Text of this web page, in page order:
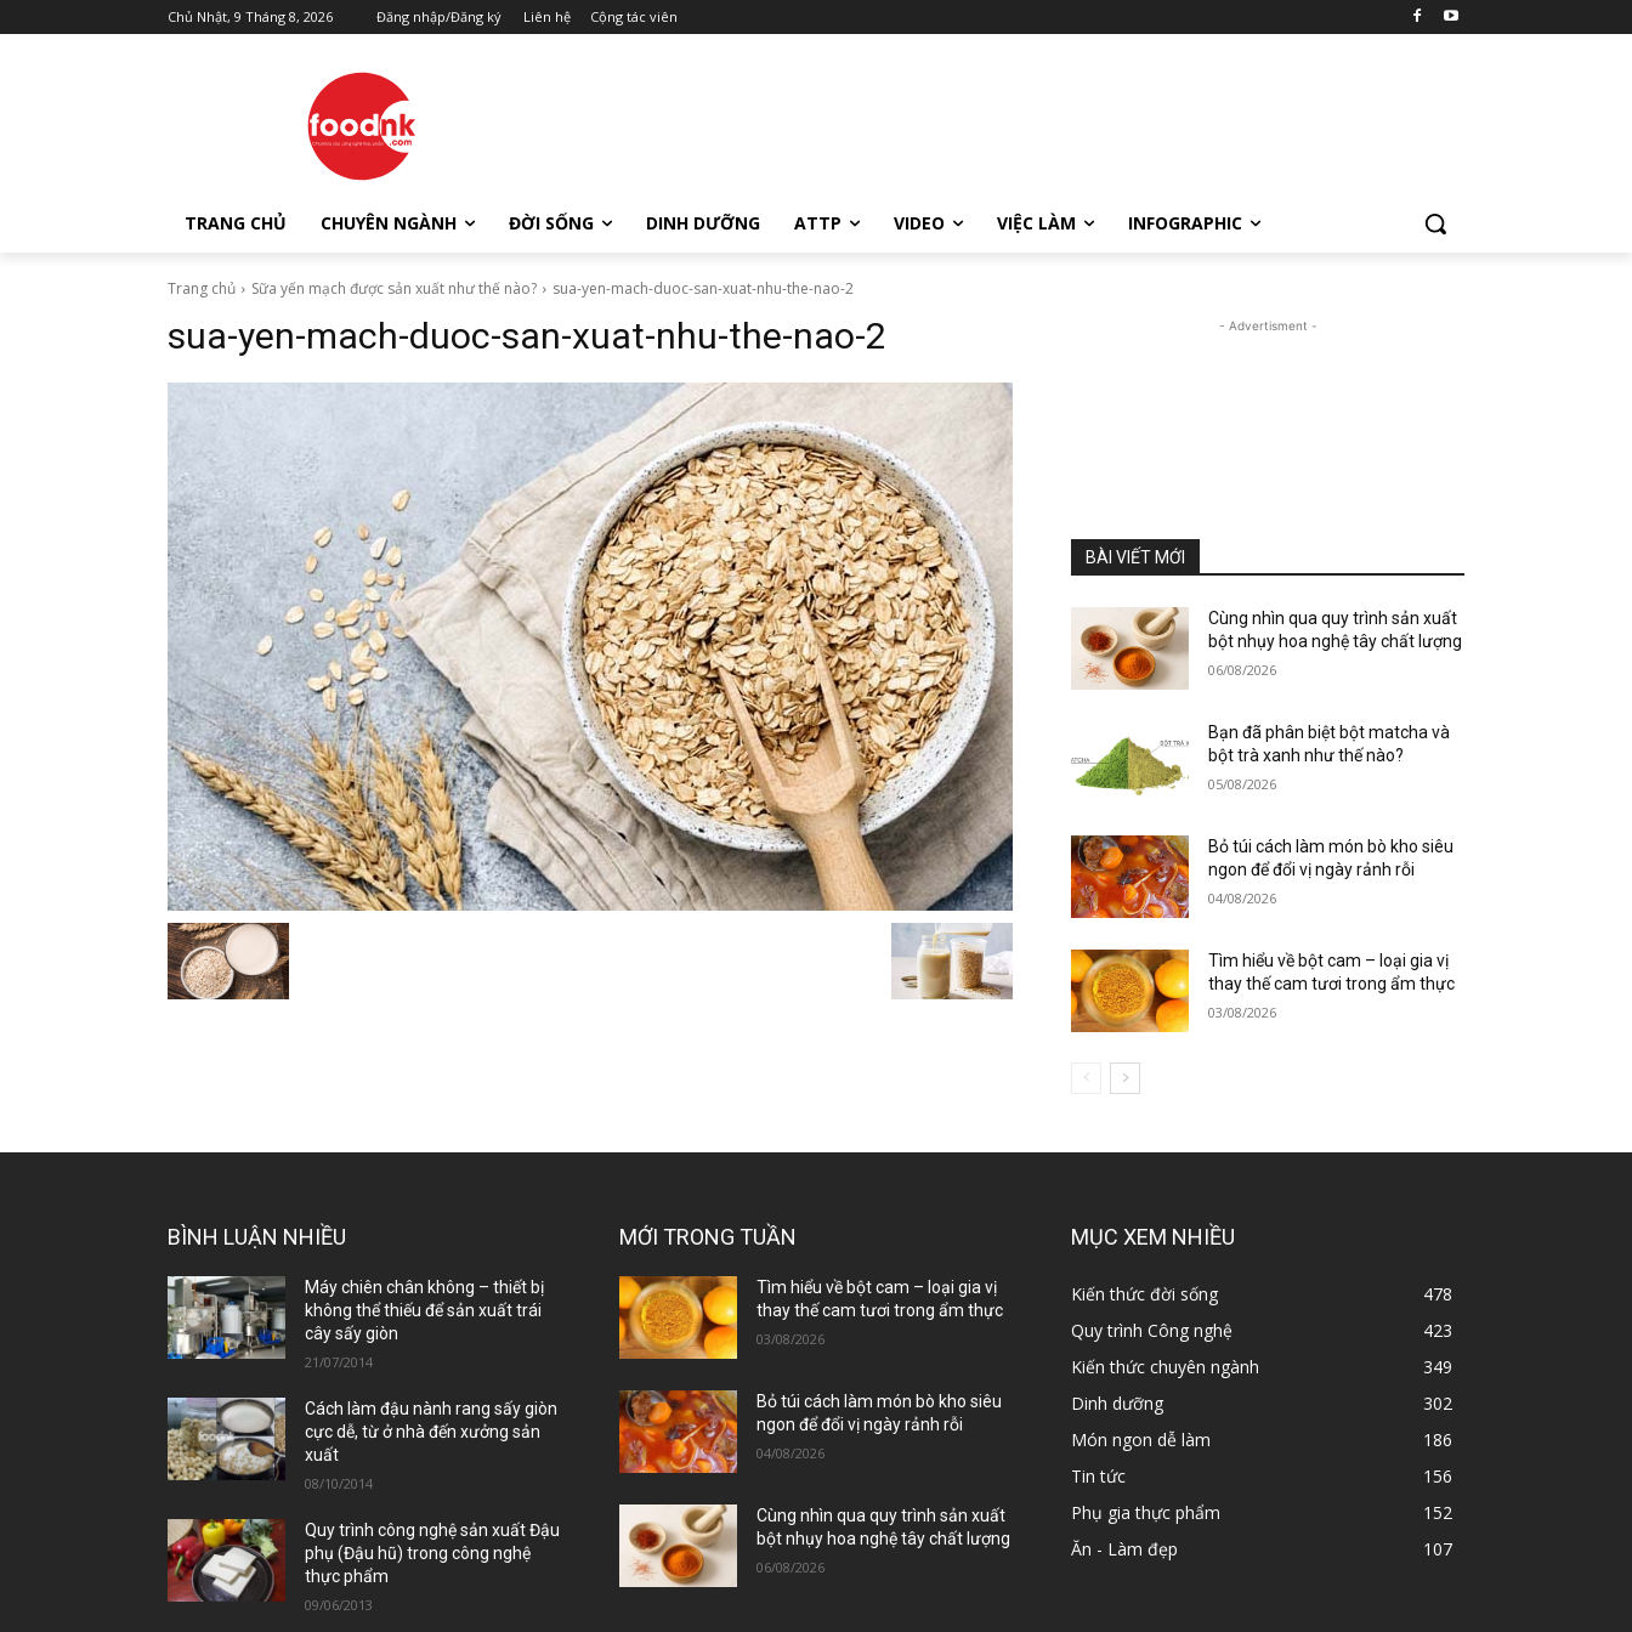
Chủ Nhật, 9 Tháng 8, 2026 Đăng nhập/Đăng ký Liên hệ Cộng tác viên
TRANG CHỦ CHUYÊN NGÀNH ĐỜI SỐNG DINH DƯỠNG ATTP VIDEO VIỆC LÀM INFOGRAPHIC
Trang chủ Sữa yến mạch được sản xuất như thế nào? sua-yen-mach-duoc-san-xuat-nhu-the-nao-2
sua-yen-mach-duoc-san-xuat-nhu-the-nao-2 - Advertisment -
BÀI VIẾT MỚI
Cùng nhìn qua quy trình sản xuất
bột nhụy hoa nghệ tây chất lượng
06/08/2026
Bạn đã phân biệt bột matcha và
bột trà xanh như thế nào?
05/08/2026
Bỏ túi cách làm món bò kho siêu
ngon để đổi vị ngày rảnh rỗi
04/08/2026
Tìm hiểu về bột cam – loại gia vị
thay thế cam tươi trong ẩm thực
03/08/2026
BÌNH LUẬN NHIỀU
Máy chiên chân không – thiết bị
không thể thiếu để sản xuất trái
cây sấy giòn
21/07/2014
Cách làm đậu nành rang sấy giòn
cực dễ, từ ở nhà đến xưởng sản
xuất
08/10/2014
Quy trình công nghệ sản xuất Đậu
phụ (Đậu hũ) trong công nghệ
thực phẩm
09/06/2013
MỚI TRONG TUẦN
Tìm hiểu về bột cam – loại gia vị
thay thế cam tươi trong ẩm thực
03/08/2026
Bỏ túi cách làm món bò kho siêu
ngon để đổi vị ngày rảnh rỗi
04/08/2026
Cùng nhìn qua quy trình sản xuất
bột nhụy hoa nghệ tây chất lượng
06/08/2026
MỤC XEM NHIỀU
Kiến thức đời sống
478
Quy trình Công nghệ
423
Kiến thức chuyên ngành
349
Dinh dưỡng
302
Món ngon dễ làm
186
Tin tức
156
Phụ gia thực phẩm
152
Ăn - Làm đẹp
107